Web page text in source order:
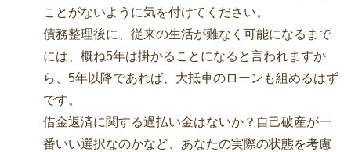
ことがないように気を付けてください。
債務整理後に、従来の生活が難なく可能になるまで
には、概ね5年は掛かることになると言われますか
ら、5年以降であれば、大抵車のローンも組めるはず
です。
借金返済に関する過払い金はないか？自己破産が一
番いい選択なのかなど、あなたの実際の状態を考慮